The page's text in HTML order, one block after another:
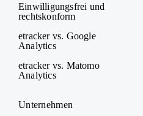
Einwilligungsfrei und
rechtskonform
etracker vs. Google
Analytics
etracker vs. Matomo
Analytics
Unternehmen